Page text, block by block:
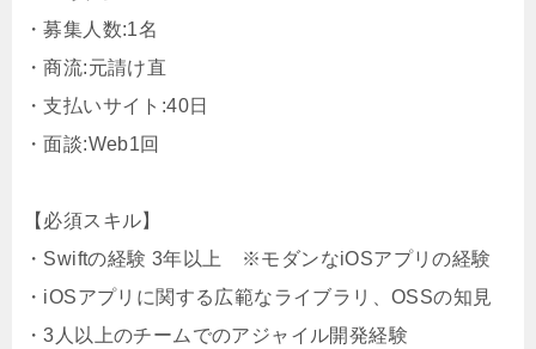
・募集人数:1名
・商流:元請け直
・支払いサイト:40日
・面談:Web1回
【必須スキル】
・Swiftの経験 3年以上 ※モダンなiOSアプリの経験
・iOSアプリに関する広範なライブラリ、OSSの知見
・3人以上のチームでのアジャイル開発経験